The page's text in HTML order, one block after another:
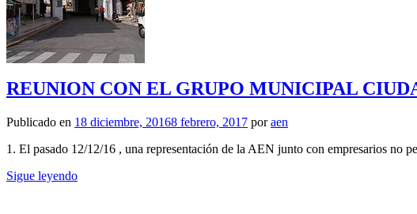
REUNION CON EL GRUPO MUNICIPAL
Publicado en 18 diciembre, 20168 febrero, 2017 poraen
1. El pasado 12/12/16 , una representación de la AEN junto con empresarios no
Sigue leyendo